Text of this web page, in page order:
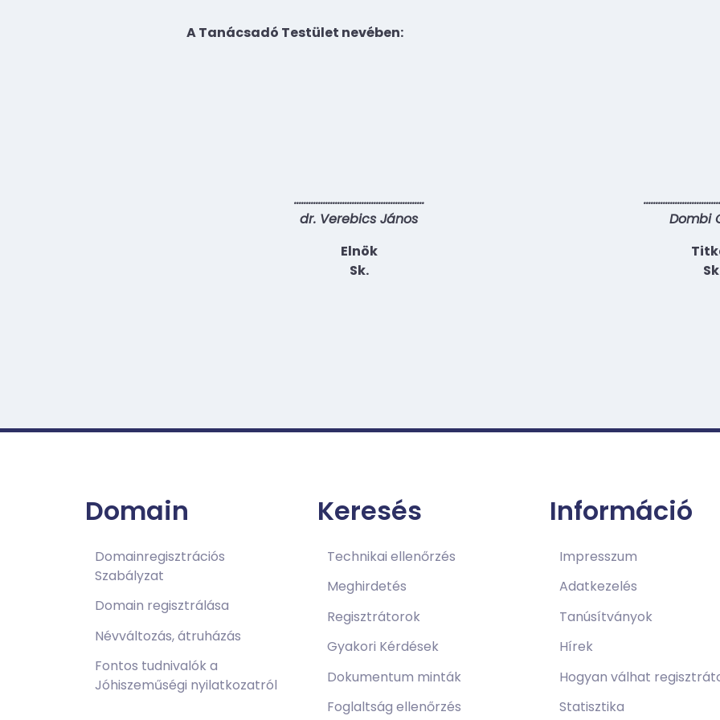
A Tanácsadó Testület nevében:
………………………………………………
dr. Verebics János
Elnök
Sk.
Dombi
Domain
Domainregisztrációs
Szabályzat
Domain regisztrálása
Névváltozás, átruházás
Fontos tudnivalók a
Jóhiszeműségi nyilatkozatról
Keresés
Technikai ellenőrzés
Meghirdetés
Regisztrátorok
Gyakori Kérdések
Dokumentum minták
Foglaltság ellenőrzés
Információ
Impresszum
Adatkezelés
Tanúsítványok
Hírek
Hogyan válhat
Statisztika